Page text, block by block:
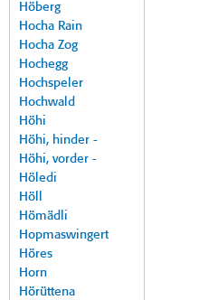
Höberg
Hocha Rain
Hocha Zog
Hochegg
Hochspeler
Hochwald
Höhi
Höhi, hinder -
Höhi, vorder -
Höledi
Höll
Hömädli
Hopmaswingert
Höres
Horn
Hörüttena